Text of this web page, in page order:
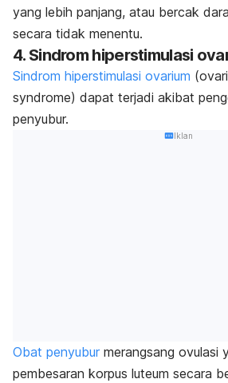
yang lebih panjang, atau bercak
secara tidak menentu.
4. Sindrom hiperstimulasi
Sindrom hiperstimulasi ovarium (
syndrome) dapat terjadi akibat
penyubur.
Iklan
Obat penyubur merangsang ovulasi
pembesaran korpus luteum secara